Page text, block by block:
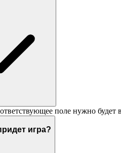
поле нужно будет
игра?